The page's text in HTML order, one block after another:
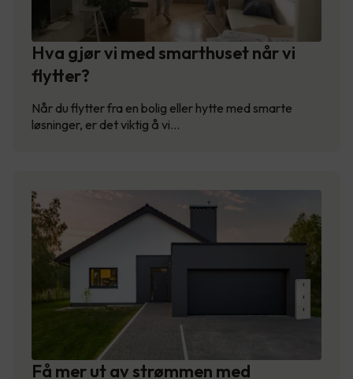
Hva gjør vi med smarthuset når vi
flytter?
Når du flytter fra en bolig eller hytte med smarte
løsninger, er det viktig å vi…
Få mer ut av strømmen med